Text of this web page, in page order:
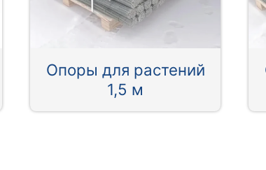
Опоры для растений
1,5 м